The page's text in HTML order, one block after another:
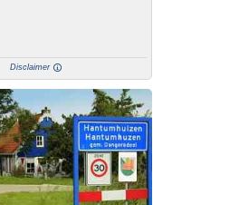
Disclaimer